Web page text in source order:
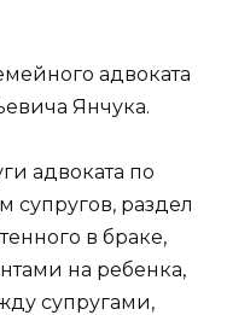
адвоката
Янчука.
адвоката по
супругов, раздел
в браке,
на ребенка,
супругами,